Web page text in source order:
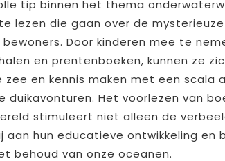
tip binnen het thema
lezen die gaan over de
Door kinderen mee te
en prentenboeken, kunnen ze
zee en kennis maken met een scala
duikavonturen. Het voorlezen van
stimuleert niet alleen de
aan hun educatieve ontwikkeling en
behoud van onze oceanen.